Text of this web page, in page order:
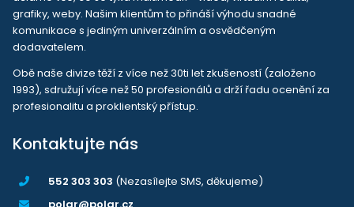
grafiky, weby. Našim klientům to přináší výhodu snadné
komunikace s jediným univerzálním a osvědčeným
dodavatelem.
Obě naše divize těží z více než 30ti let zkušeností (založeno
1993), sdružují více než 50 profesionálů a drží řadu ocenění za
profesionalitu a proklientský přístup.
Kontaktujte nás
552 303 303 (Nezasílejte SMS, děkujeme)